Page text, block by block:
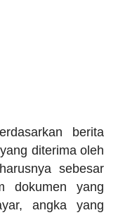
berita
diterima oleh
sebesar
dokumen yang
angka yang